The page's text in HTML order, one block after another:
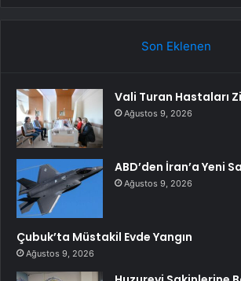
Son Eklenen
Vali Turan Hastaları
Ağustos 9, 2026
ABD’den İran’a Yeni
Ağustos 9, 2026
Çubuk’ta Müstakil Evde Yangın
Ağustos 9, 2026